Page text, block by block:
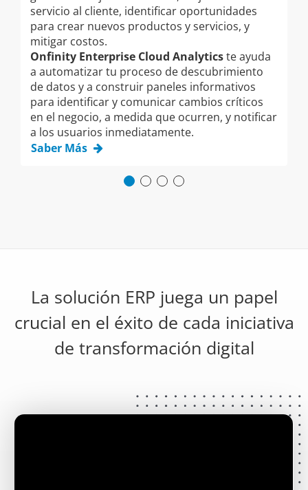
servicio al cliente, identificar oportunidades
para crear nuevos productos y servicios, y
mitigar costos.
Onfinity Enterprise Cloud Analyticste ayuda
a automatizar tu proceso de descubrimiento
de datos y a construir paneles informativos
para identificar y comunicar cambios críticos
en el negocio, a medida que ocurren, y notificar
a los usuarios inmediatamente.
Saber Más
La solución ERP juega un papel
crucial en el éxito de cada iniciativa
de transformación digital